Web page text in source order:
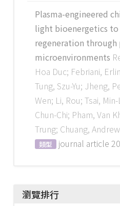
Plasma-engineered
light bioenergetics
regeneration through
microenvironments
Hoa Duc; Febriani,
Tung, Szu-Yu; Jheng,
Wen; Li, Rou; Tsai,
Chun-Chi; Pham, Van
Trung; Chuang, Andrew
類型 journal article
瀏覽排行